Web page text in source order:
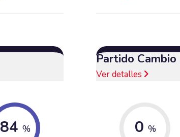
84 %
Partido Cambio
Ver detalles
0 %